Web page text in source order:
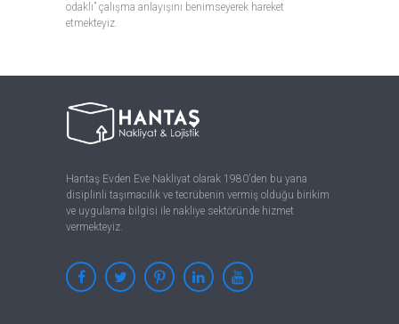
odaklı” çalışma anlayışını benimseyerek hareket
etmekteyiz.
Hantaş Evden Eve Nakliyat olarak 1980’den bu yana
disiplinli taşımacılık ve tecrübenin vermiş olduğu birikim
ve uygulama bilgisi ile nakliye sektöründe hizmet
vermekteyiz.